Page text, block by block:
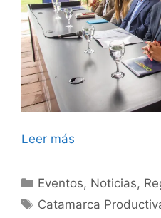
Leer más
Categorías
Eventos, Noticias,
Etiquetas
Catamarca